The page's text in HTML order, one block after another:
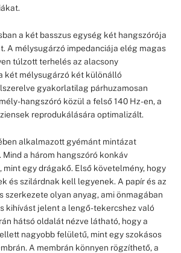
a két basszus egység két hangszórója
A mélysugárzó impedanciája elég magas
túlzott terhelés az alacsony
két mélysugárzó két különálló
gyakorlatilag párhuzamosan
hangszóró közül a felső 140 Hz-en, a
reprodukálására optimalizált.
alkalmazott gyémánt mintázat
a három hangszóró konkáv
mint egy drágakő. Első követelmény, hogy
és szilárdnak kell legyenek. A papír és az
szerkezete olyan anyag, ami önmagában
kihívást jelent a lengő-tekercshez való
hátsó oldalát nézve látható, hogy a
nagyobb felületű, mint egy szokásos
A membrán könnyen rögzíthető, a